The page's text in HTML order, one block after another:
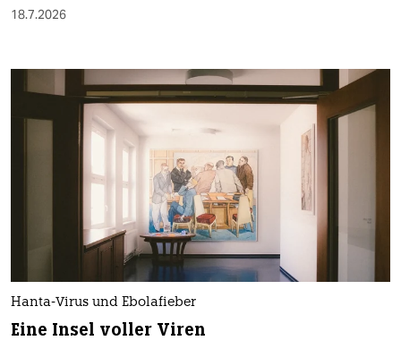
18.7.2026
Hanta-Virus und Ebolafieber
Eine Insel voller Viren